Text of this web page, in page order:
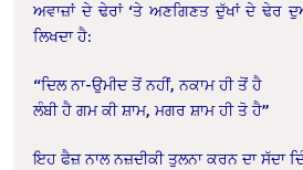
ਅਵਾਜ਼ਾਂ ਦੇ ਢੇਰਾਂ ‘ਤੇ ਅਣਗਿਣਤ ਦੁੱਖਾਂ ਦੇ ਢੇਰ
ਲਿਖਦਾ ਹੈ:
“ਦਿਲ ਨਾ-ਉਮੀਦ ਤੋਂ ਨਹੀਂ, ਨਕਾਮ ਹੀ ਤੋਂ ਹੈ
ਲੰਬੀ ਹੈ ਗਮ ਕੀ ਸ਼ਾਮ, ਮਗਰ ਸ਼ਾਮ ਹੀ ਤੋ ਹੈ”
ਇਹ ਫੈਜ਼ ਨਾਲ ਨਜ਼ਦੀਕੀ ਤੁਲਨਾ ਕਰਨ ਦਾ ਸੱਦਾ